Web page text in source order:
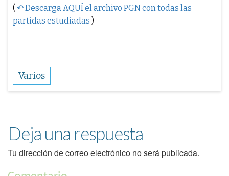
( ↶ Descarga AQUÍ el archivo PGN con todas las
partidas estudiadas )
Varios
Deja una respuesta
Tu dirección de correo electrónico no será publicada.